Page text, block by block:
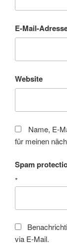
E-Mail-
Website
Name, E-
für meinen
Spam
*
via E-Mail.